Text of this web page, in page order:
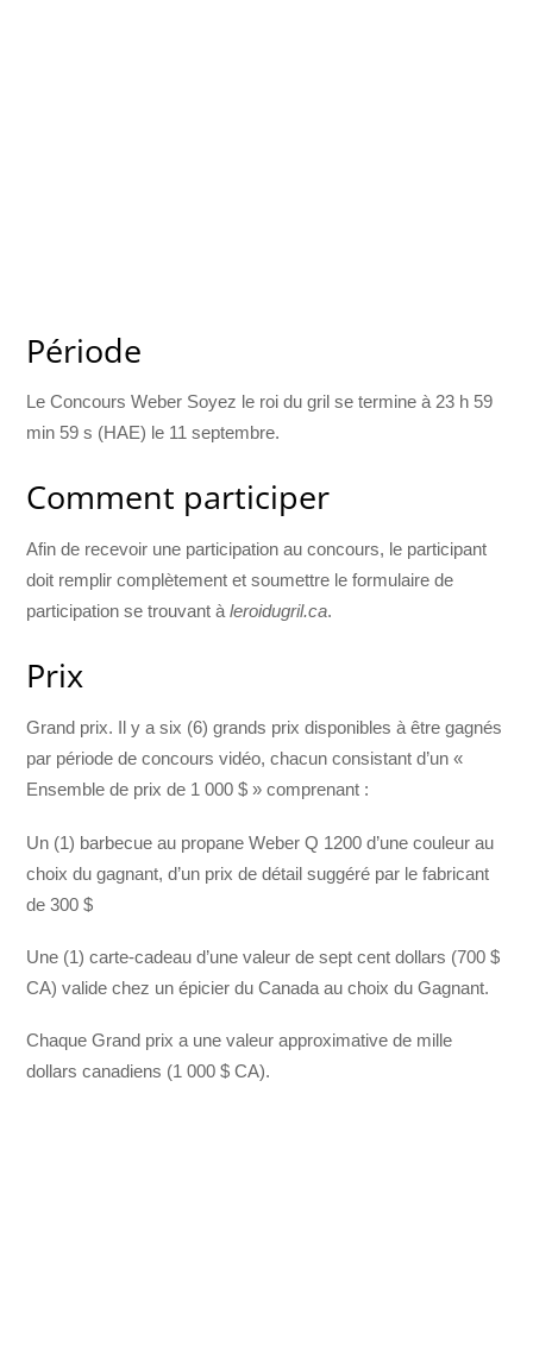
Période
Le Concours Weber Soyez le roi du gril se termine à 23 h 59
min 59 s (HAE) le 11 septembre.
Comment participer
Afin de recevoir une participation au concours, le participant
doit remplir complètement et soumettre le formulaire de
participation se trouvant àleroidugril.ca.
Prix
Grand prix. Il y a six (6) grands prix disponibles à être gagnés
par période de concours vidéo, chacun consistant d’un «
Ensemble de prix de 1 000 $ » comprenant :
Un (1) barbecue au propane Weber Q 1200 d’une couleur au
choix du gagnant, d’un prix de détail suggéré par le fabricant
de 300 $
Une (1) carte-cadeau d’une valeur de sept cent dollars (700 $
CA) valide chez un épicier du Canada au choix du Gagnant.
Chaque Grand prix a une valeur approximative de mille
dollars canadiens (1 000 $ CA).